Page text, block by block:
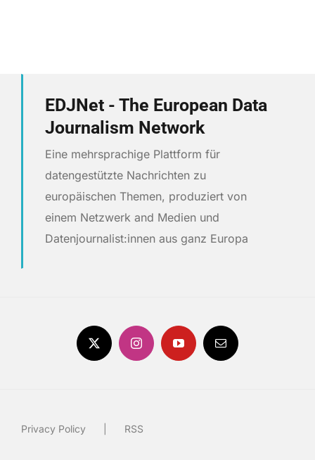
EDJNet - The European Data
Journalism Network
Eine mehrsprachige Plattform für
datengestützte Nachrichten zu
europäischen Themen, produziert von
einem Netzwerk and Medien und
Datenjournalist:innen aus ganz Europa
Privacy Policy RSS